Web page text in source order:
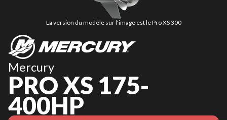
La version du modèle sur l'image est le Pro XS 300
Mercury
PRO XS 175-
400HP